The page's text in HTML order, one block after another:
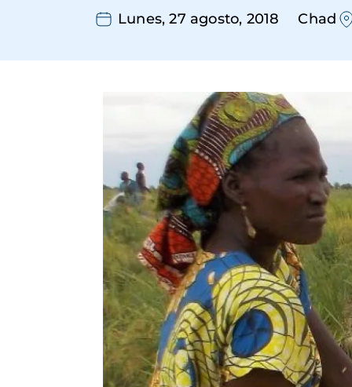
Lunes, 27 agosto, 2018 Chad